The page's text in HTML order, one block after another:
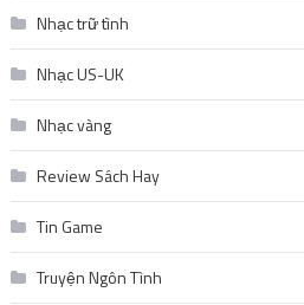
Nhạc trữ tình
Nhạc US-UK
Nhạc vàng
Review Sách Hay
Tin Game
Truyện Ngôn Tình